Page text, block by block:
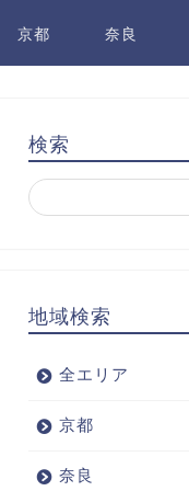
京都 奈良
検索
地域検索
全エリア
京都
奈良